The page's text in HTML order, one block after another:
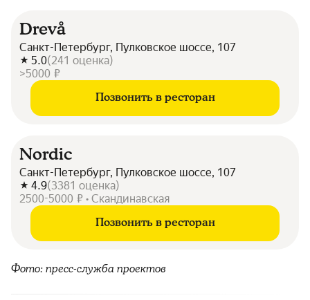
Drevå
Санкт-Петербург, Пулковское шоссе, 107
5.0(241 оценка)
>5000 ₽
Позвонить в ресторан
Nordic
Санкт-Петербург, Пулковское шоссе, 107
4.9(3381 оценка)
2500-5000 ₽ • Скандинавская
Позвонить в ресторан
Фото: пресс-служба проектов